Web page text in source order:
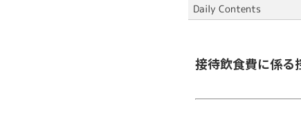
接待飲食費に係る